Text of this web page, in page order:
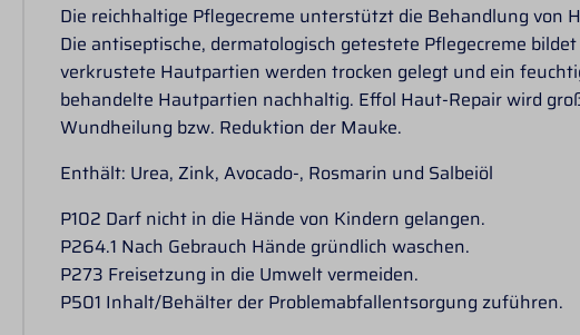
Die reichhaltige Pflegecreme unterstützt die Behandlung von
Die antiseptische, dermatologisch getestete Pflegecreme
verkrustete Hautpartien werden trocken gelegt und ein
behandelte Hautpartien nachhaltig. Effol Haut-Repair wird
Wundheilung bzw. Reduktion der Mauke.
Enthält: Urea, Zink, Avocado-, Rosmarin und Salbeiöl
P102 Darf nicht in die Hände von Kindern gelangen.
P264.1 Nach Gebrauch Hände gründlich waschen.
P273 Freisetzung in die Umwelt vermeiden.
P501 Inhalt/Behälter der Problemabfallentsorgung zuführen.